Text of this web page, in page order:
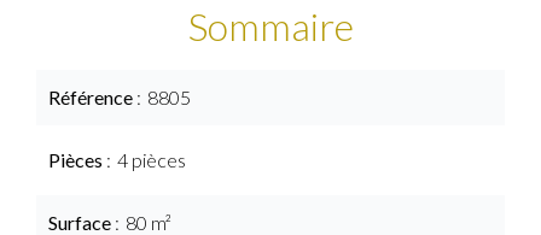
Sommaire
Référence 8805
Pièces 4 pièces
Surface 80 m²